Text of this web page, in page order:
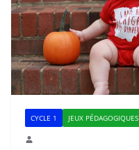
CYCLE 1 JEUX PÉDAGOGIQUES